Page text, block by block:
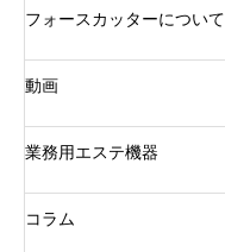
フォースカッターについて
動画
業務用エステ機器
コラム